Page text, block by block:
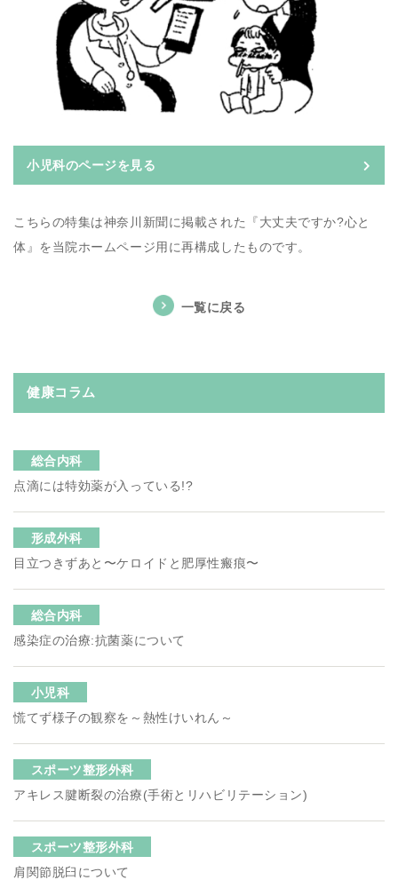
小児科のページを見る
こちらの特集は神奈川新聞に掲載された『大丈夫ですか?心と
体』を当院ホームページ用に再構成したものです。
一覧に戻る
健康コラム
総合内科
点滴には特効薬が入っている!?
形成外科
目立つきずあと〜ケロイドと肥厚性瘢痕〜
総合内科
感染症の治療:抗菌薬について
小児科
慌てず様子の観察を～熱性けいれん～
スポーツ整形外科
アキレス腱断裂の治療(手術とリハビリテーション)
スポーツ整形外科
肩関節脱臼について